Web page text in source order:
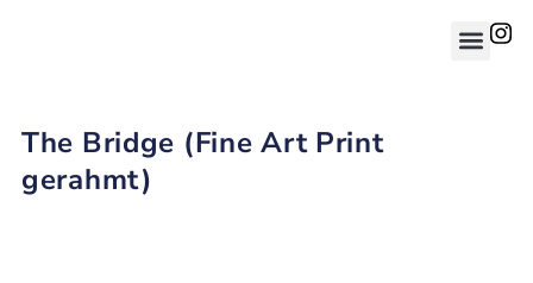
The Bridge (Fine Art Print
gerahmt)